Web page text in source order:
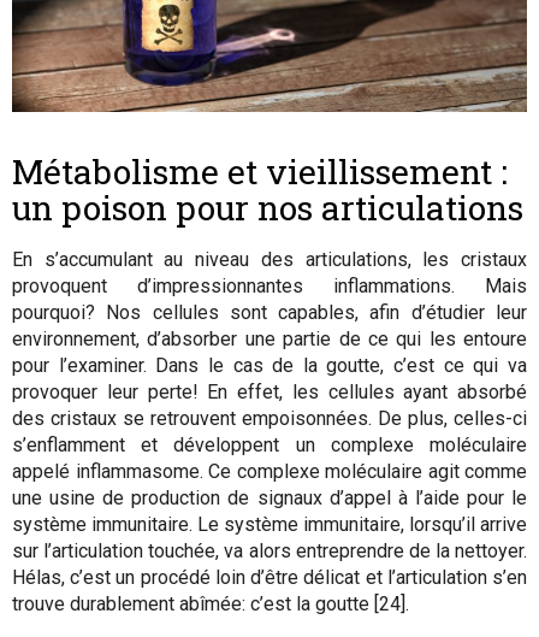
Métabolisme et vieillissement :
un poison pour nos articulations
En s’accumulant au niveau des articulations, les cristaux
provoquent d’impressionnantes inflammations. Mais
pourquoi? Nos cellules sont capables, afin d’étudier leur
environnement, d’absorber une partie de ce qui les entoure
pour l’examiner. Dans le cas de la goutte, c’est ce qui va
provoquer leur perte! En effet, les cellules ayant absorbé
des cristaux se retrouvent empoisonnées. De plus, celles-ci
s’enflamment et développent un complexe moléculaire
appelé inflammasome. Ce complexe moléculaire agit comme
une usine de production de signaux d’appel à l’aide pour le
système immunitaire. Le système immunitaire, lorsqu’il arrive
sur l’articulation touchée, va alors entreprendre de la nettoyer.
Hélas, c’est un procédé loin d’être délicat et l’articulation s’en
trouve durablement abîmée: c’est la goutte [24].